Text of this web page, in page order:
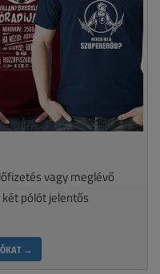
vagy meglévő
pólót jelentős
→